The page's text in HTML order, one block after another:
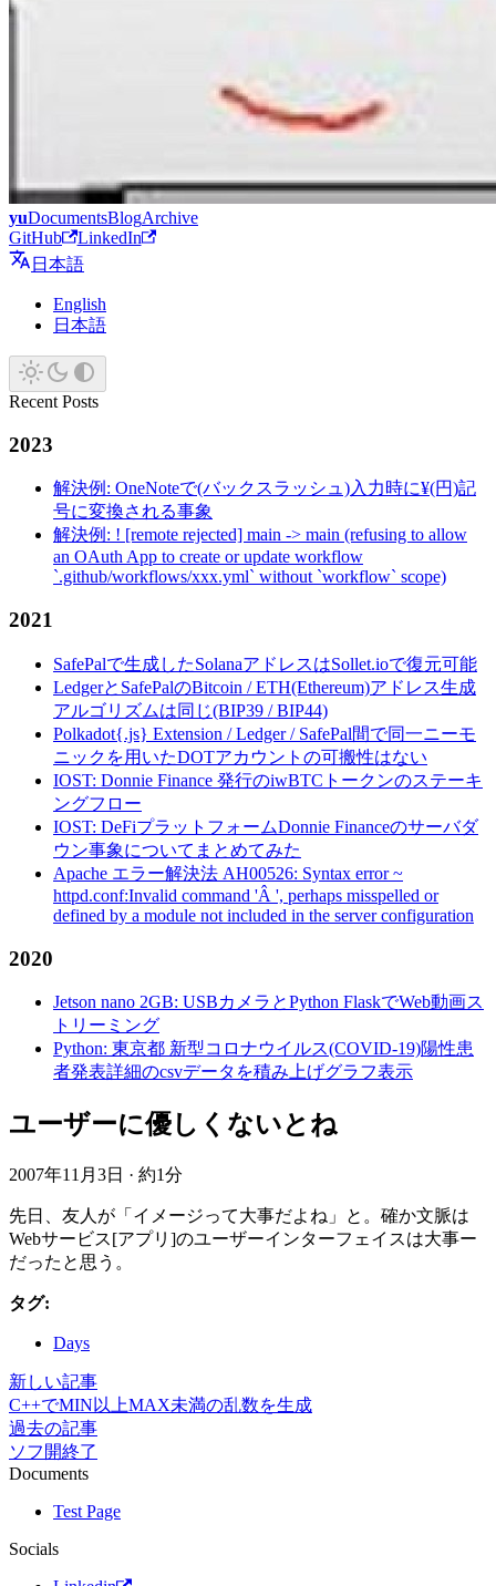
yuDocumentsBlogArchive
GitHub
LinkedIn
日本語
English
日本語
Recent Posts
2023
解決例: OneNoteで(バックスラッシュ)入力時に¥(円)記
号に変換される事象
解決例: ! [remote rejected] main -> main (refusing to allow
an OAuth App to create or update workflow
`.github/workflows/xxx.yml` without `workflow` scope)
2021
SafePalで生成したSolanaアドレスはSollet.ioで復元可能
LedgerとSafePalのBitcoin / ETH(Ethereum)アドレス生成
アルゴリズムは同じ(BIP39 / BIP44)
Polkadot{.js} Extension / Ledger / SafePal間で同一ニーモ
ニックを用いたDOTアカウントの可搬性はない
IOST: Donnie Finance 発行のiwBTCトークンのステーキ
ングフロー
IOST: DeFiプラットフォームDonnie Financeのサーバダ
ウン事象についてまとめてみた
Apache エラー解決法 AH00526: Syntax error ~
httpd.conf:Invalid command 'Â ', perhaps misspelled or
defined by a module not included in the server configuration
2020
Jetson nano 2GB: USBカメラとPython FlaskでWeb動画ス
トリーミング
Python: 東京都 新型コロナウイルス(COVID-19)陽性患
者発表詳細のcsvデータを積み上げグラフ表示
ユーザーに優しくないとね
2007年11月3日 · 約1分
先日、友人が「イメージって大事だよね」と。確か文脈は
Webサービス[アプリ]のユーザーインターフェイスは大事ー
だったと思う。
タグ:
Days
新しい記事
C++でMIN以上MAX未満の乱数を生成
過去の記事
ソフ開終了
Documents
Test Page
Socials